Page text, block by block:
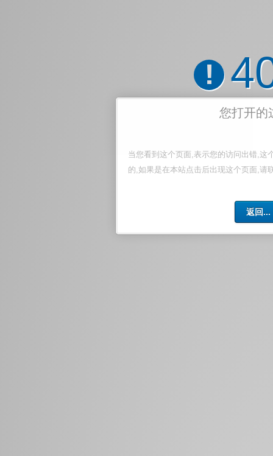
!
您打开的
当您看到这个页面,表示您的访问出错,这
的,如果是在本站点击后出现这个页面,请
返回...